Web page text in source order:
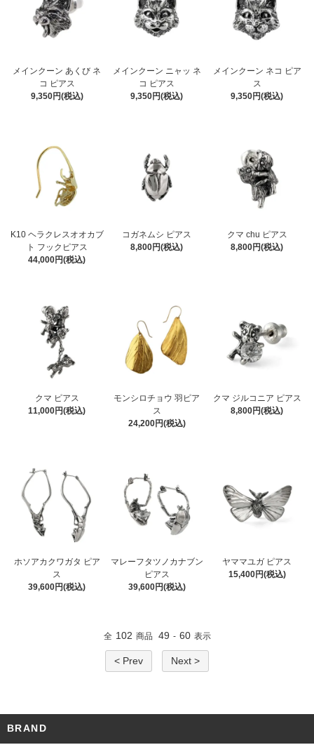
メインクーン あくび ネ
コ ピアス
9,350円(税込)
メインクーン ニャッ ネ
コ ピアス
9,350円(税込)
メインクーン ネコ ピア
ス
9,350円(税込)
K10 ヘラクレスオオカブ
ト フックピアス
44,000円(税込)
コガネムシ ピアス
8,800円(税込)
クマ chu ピアス
8,800円(税込)
クマ ピアス
11,000円(税込)
モンシロチョウ 羽ピア
ス
24,200円(税込)
クマ ジルコニア ピアス
8,800円(税込)
ホソアカクワガタ ピア
ス
39,600円(税込)
マレーフタツノカナブン
ピアス
39,600円(税込)
ヤママユガ ピアス
15,400円(税込)
全 102 商品 49 - 60 表示
< Prev Next >
BRAND